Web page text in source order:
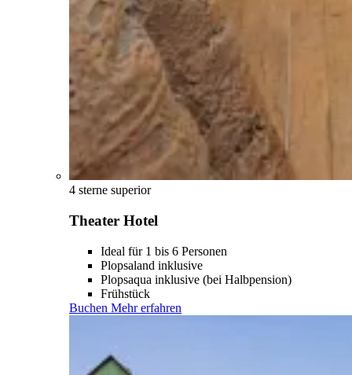
4 sterne superior
Theater Hotel
Ideal für 1 bis 6 Personen
Plopsaland inklusive
Plopsaqua inklusive (bei Halbpension)
Frühstück
Buchen Mehr erfahren